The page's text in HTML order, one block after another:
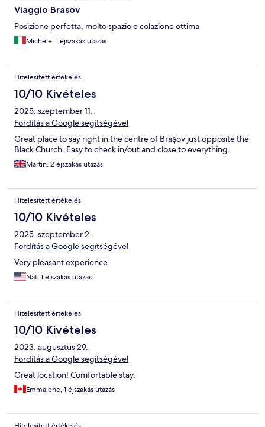
Viaggio Brasov
Posizione perfetta, molto spazio e colazione ottima
Michele, 1 éjszakás utazás
Hitelesített értékelés
10/10 Kivételes
2025. szeptember 11.
Fordítás a Google segítségével
Great place to say right in the centre of Braşov just opposite the
Black Church. Easy to check in/out and close to everything.
Martin, 2 éjszakás utazás
Hitelesített értékelés
10/10 Kivételes
2025. szeptember 2.
Fordítás a Google segítségével
Very pleasant experience
Nat, 1 éjszakás utazás
Hitelesített értékelés
10/10 Kivételes
2023. augusztus 29.
Fordítás a Google segítségével
Great location! Comfortable stay.
Emmalene, 1 éjszakás utazás